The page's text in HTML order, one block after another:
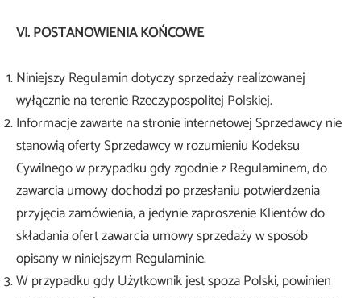
VI. POSTANOWIENIA KOŃCOWE
Niniejszy Regulamin dotyczy sprzedaży realizowanej
wyłącznie na terenie Rzeczypospolitej Polskiej.
Informacje zawarte na stronie internetowej Sprzedawcy nie
stanowią oferty Sprzedawcy w rozumieniu Kodeksu
Cywilnego w przypadku gdy zgodnie z Regulaminem, do
zawarcia umowy dochodzi po przesłaniu potwierdzenia
przyjęcia zamówienia, a jedynie zaproszenie Klientów do
składania ofert zawarcia umowy sprzedaży w sposób
opisany w niniejszym Regulaminie.
W przypadku gdy Użytkownik jest spoza Polski, powinien